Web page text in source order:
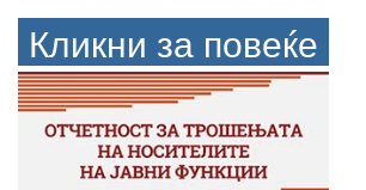
Кликни за повеќе